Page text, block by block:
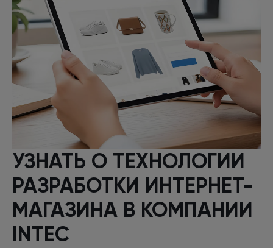
УЗНАТЬ О ТЕХНОЛОГИИ
РАЗРАБОТКИ ИНТЕРНЕТ-
МАГАЗИНА В КОМПАНИИ
INTEC